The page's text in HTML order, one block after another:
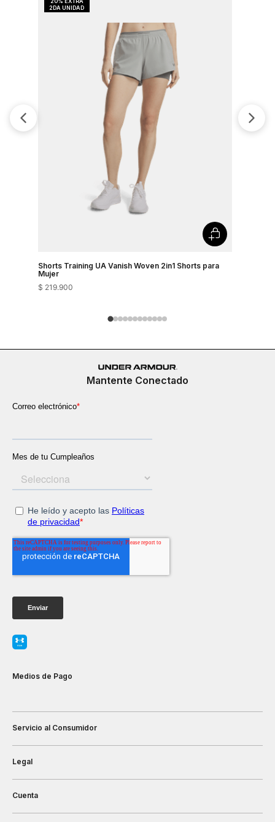
Shorts Training UA Vanish Woven 2in1 Shorts para
Mujer
$ 219.900
Mantente Conectado
Medios de Pago
Servicio al Consumidor
Legal
Cuenta